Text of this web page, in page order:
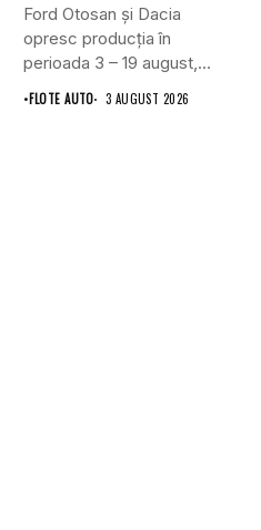
Ford Otosan și Dacia
opresc producția în
perioada 3 – 19 august,...
•FLOTE AUTO 3 AUGUST 2026